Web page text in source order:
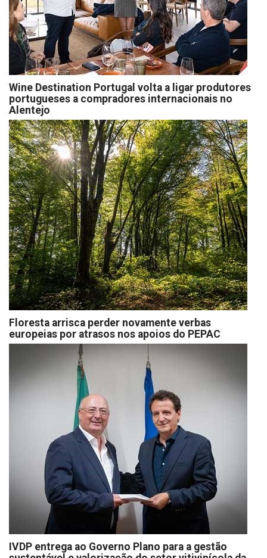
Wine Destination Portugal volta a ligar produtores
portugueses a compradores internacionais no
Alentejo
Floresta arrisca perder novamente verbas
europeias por atrasos nos apoios do PEPAC
IVDP entrega ao Governo Plano para a gestão